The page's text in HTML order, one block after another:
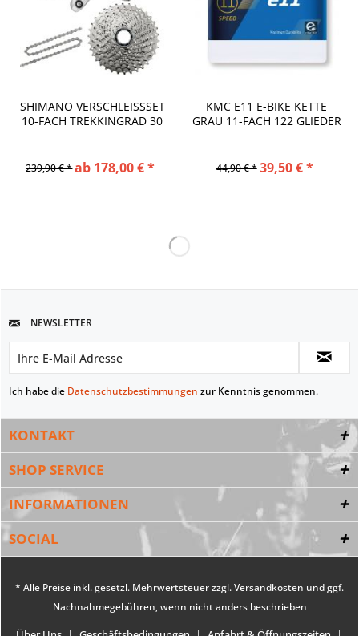
SHIMANO VERSCHLEISSSET 1
0-FACH TREKKINGRAD 30 G
239,90 € *ab 178,00 € *
KMC E11 E-BIKE KETTE
GRAU 11-FACH 122 GLIEDER
44,90 € *39,50 € *
NEWSLETTER
Ich habe die Datenschutzbestimmungen zur Kenntnis genommen.
KONTAKT
SHOP SERVICE
INFORMATIONEN
SOCIAL
* Alle Preise inkl. gesetzl. Mehrwertsteuer zzgl.Versandkosten und ggf.
Nachnahmegebühren, wenn nicht anders beschrieben